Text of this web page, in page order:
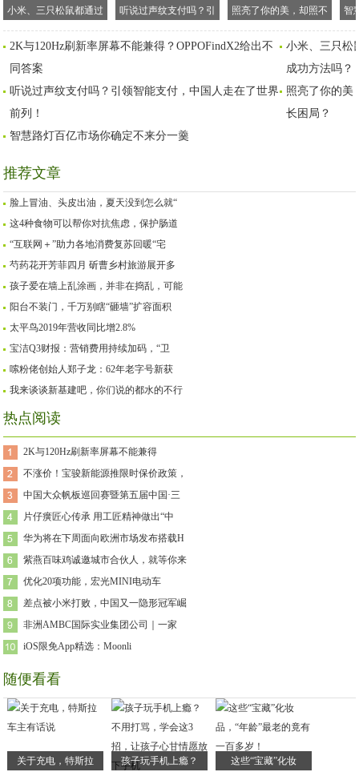
小米、三只松鼠都通过
轻资产模式实现上市，
这是最快成功方法吗？
听说过声纹支付吗？引
领智能支付，中国人走
在了世界前列！
照亮了你的美，却照不
亮自己的路。VIVO如何
破除成长困局？
智
2K与120Hz刷新率屏幕不能兼得？OPPOFindX2给出不
同答案
小米、三只松
成功方法吗？
听说过声纹支付吗？引领智能支付，中国人走在了世界
前列！
照亮了你的美
长困局？
智慧路灯百亿市场你确定不来分一羹
推荐文章
脸上冒油、头皮出油，夏天没到怎么就“
这4种食物可以帮你对抗焦虑，保护肠道
“互联网＋”助力各地消费复苏回暖“宅
芍药花开芳菲四月 斫曹乡村旅游展开多
孩子爱在墙上乱涂画，并非在捣乱，可能
阳台不装门，千万别瞎“砸墙”扩容面积
太平鸟2019年营收同比增2.8%
宝洁Q3财报：营销费用持续加码，“卫
嗦粉佬创始人郑子龙：62年老字号新获
我来谈谈新基建吧，你们说的都水的不行
热点阅读
2K与120Hz刷新率屏幕不能兼得
不涨价！宝骏新能源推限时保价政策，
中国大众帆板巡回赛暨第五届中国·三
片仔癀匠心传承 用工匠精神做出“中
华为将在下周面向欧洲市场发布搭载H
紫燕百味鸡诚邀城市合伙人，就等你来
优化20项功能，宏光MINI电动车
差点被小米打败，中国又一隐形冠军崛
非洲AMBC国际实业集团公司｜一家
iOS限免App精选：Moonli
随便看看
关于充电，特斯拉 孩子玩手机上瘾？ 这些“宝藏”化妆